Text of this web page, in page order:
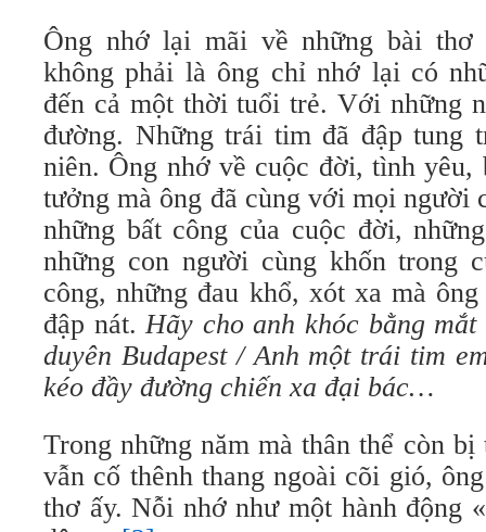
Ông nhớ lại mãi về những bài thơ
không phải là ông chỉ nhớ lại có
đến cả một thời tuổi trẻ. Với những
đường. Những trái tim đã đập tung
niên. Ông nhớ về cuộc đời, tình
tưởng mà ông đã cùng với mọi người
những bất công của cuộc đời,
những con người cùng khốn trong
công, những đau khổ, xót xa mà
đập nát.Hãy cho anh khóc bằng
duyên Budapest / Anh một trái tim
kéo đầy đường chiến xa đại bác…
Trong những năm mà thân thể còn
vẫn cố thênh thang ngoài cõi gió,
thơ ấy. Nỗi nhớ như một hành động